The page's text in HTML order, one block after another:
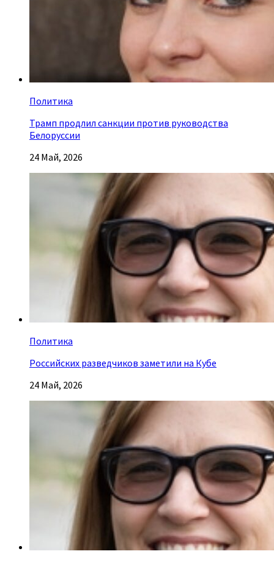
Политика
Трамп продлил санкции против руководства
Белоруссии
24 Май, 2026
Политика
Российских разведчиков заметили на Кубе
24 Май, 2026